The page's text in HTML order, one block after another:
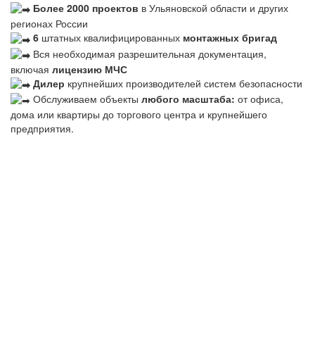
Более 2000 проектов в Ульяновской области и других
регионах России
6 штатных квалифицированных монтажных бригад
Вся необходимая разрешительная документация,
включая лицензию МЧС
Дилер крупнейших производителей систем безопасности
Обслуживаем объекты любого масштаба: от офиса,
дома или квартиры до торгового центра и крупнейшего
предприятия.